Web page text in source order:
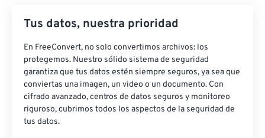
Tus datos, nuestra prioridad
En FreeConvert, no solo convertimos archivos: los
protegemos. Nuestro sólido sistema de seguridad
garantiza que tus datos estén siempre seguros, ya sea que
conviertas una imagen, un video o un documento. Con
cifrado avanzado, centros de datos seguros y monitoreo
riguroso, cubrimos todos los aspectos de la seguridad de
tus datos.